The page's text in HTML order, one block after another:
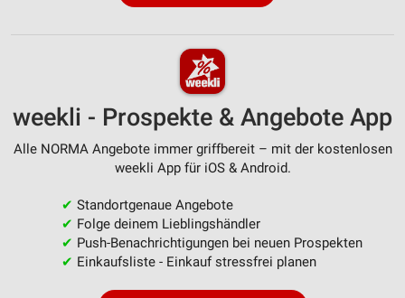
weekli - Prospekte & Angebote App
Alle NORMA Angebote immer griffbereit – mit der kostenlosen
weekli App für iOS & Android.
✔ Standortgenaue Angebote
✔ Folge deinem Lieblingshändler
✔ Push-Benachrichtigungen bei neuen Prospekten
✔ Einkaufsliste - Einkauf stressfrei planen